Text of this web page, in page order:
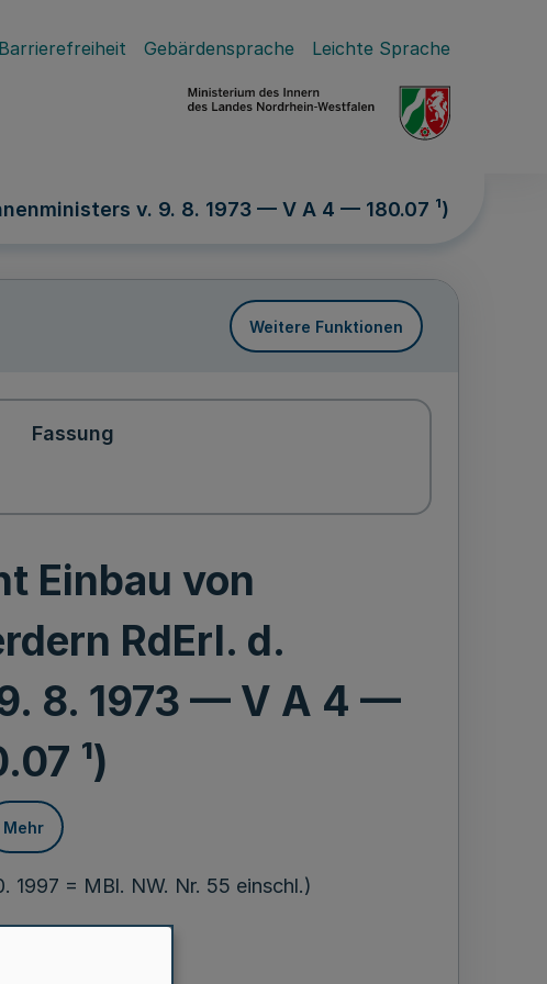
Barrierefreiheit Gebärdensprache Leichte Sprache
v. 9. 8. 1973 — V A 4 — 180.07 ¹)
Weitere Funktionen
Fassung
Einbau von
RdErl. d.
8. 1973 — V A 4 —
¹)
Mehr
1997 = MBl. NW. Nr. 55 einschl.)